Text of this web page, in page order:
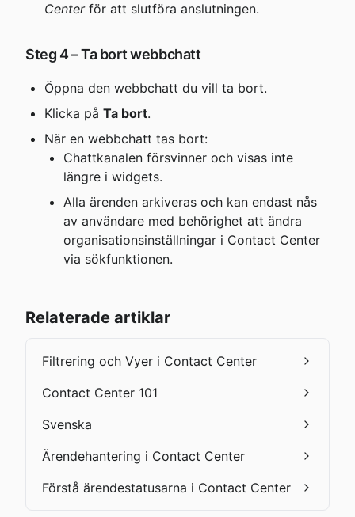
Center för att slutföra anslutningen.
Steg 4 – Ta bort webbchatt
Öppna den webbchatt du vill ta bort.
Klicka på Ta bort.
När en webbchatt tas bort:
Chattkanalen försvinner och visas inte
längre i widgets.
Alla ärenden arkiveras och kan endast nås
av användare med behörighet att ändra
organisationsinställningar i Contact Center
via sökfunktionen.
Relaterade artiklar
Filtrering och Vyer i Contact Center
Contact Center 101
Svenska
Ärendehantering i Contact Center
Förstå ärendestatusarna i Contact Center